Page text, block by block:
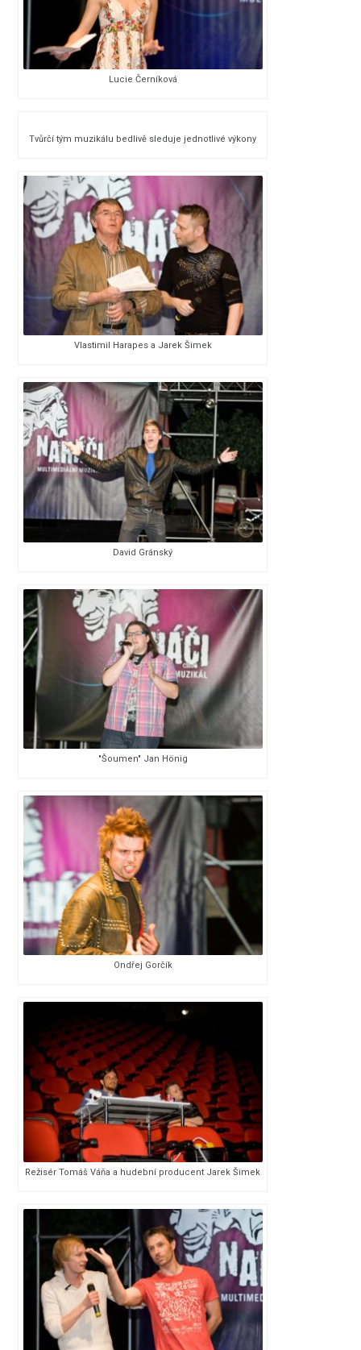
Lucie Černíková
Tvůrčí tým muzikálu bedlivě sleduje jednotlivé výkony
Vlastimil Harapes a Jarek Šimek
David Gránský
"Šoumen" Jan Hönig
Ondřej Gorčík
Režisér Tomáš Váňa a hudební producent Jarek Šimek